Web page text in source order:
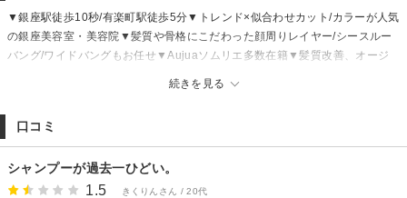
続きを見る
▼銀座駅徒歩10秒/有楽町駅徒歩5分▼トレンド×似合わせカット/カラーが人気
の銀座美容室・美容院▼髪質や骨格にこだわった顔周りレイヤー/シースルー
バング/ワイドバングもお任せ▼Aujuaソムリエ多数在籍▼髪質改善、オージ
銀座/有楽町/オージュア/Aujua/韓国系/ヨシンモリ/タッセルボブ/ウルフ/ウルフ
カット/髪質改善/レイヤー/レイヤーカット/シースルーバング/ワイドバング/透
明感/暗髪/艶髪/ストレート/縮毛矯正
口コミ
シャンプーが過去一ひどい。
1.5 きくりんさん / 20代